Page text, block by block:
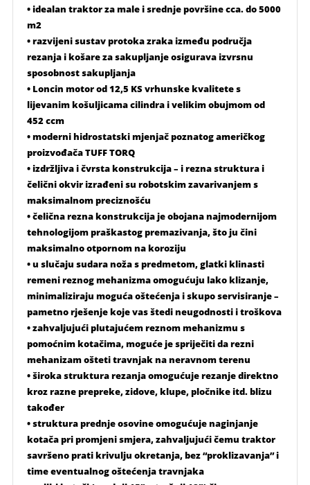
• idealan traktor za male i srednje površine cca. do 5000
m2
• razvijeni sustav protoka zraka između područja
rezanja i košare za sakupljanje osigurava izvrsnu
sposobnost sakupljanja
• Loncin motor od 12,5 KS vrhunske kvalitete s
lijevanim košuljicama cilindra i velikim obujmom od
452 ccm
• moderni hidrostatski mjenjač poznatog američkog
proizvođača TUFF TORQ
• izdržljiva i čvrsta konstrukcija – i rezna struktura i
čelični okvir izrađeni su robotskim zavarivanjem s
maksimalnom preciznošću
• čelična rezna konstrukcija je obojana najmodernijom
tehnologijom praškastog premazivanja, što ju čini
maksimalno otpornom na koroziju
• u slučaju sudara noža s predmetom, glatki klinasti
remeni reznog mehanizma omogućuju lako klizanje,
minimaliziraju moguća oštećenja i skupo servisiranje –
pametno rješenje koje vas štedi neugodnosti i troškova
• zahvaljujući plutajućem reznom mehanizmu s
pomoćnim kotačima, moguće je spriječiti da rezni
mehanizam ošteti travnjak na neravnom terenu
• široka struktura rezanja omogućuje rezanje direktno
kroz razne prepreke, zidove, klupe, pločnike itd. blizu
također
• struktura prednje osovine omogućuje naginjanje
kotača pri promjeni smjera, zahvaljujući čemu traktor
savršeno prati krivulju okretanja, bez “proklizavanja” i
time eventualnog oštećenja travnjaka